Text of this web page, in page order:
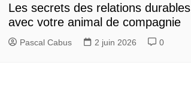
Les secrets des relations durables
avec votre animal de compagnie
Pascal Cabus 2 juin 2026 0